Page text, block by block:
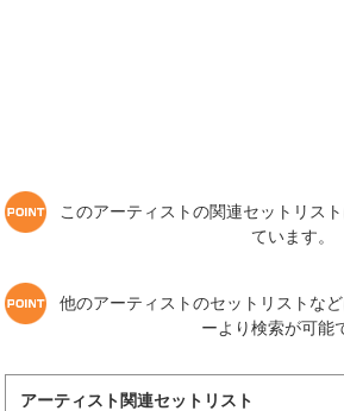
このアーティストの関連セットリス
ています。
他のアーティストのセットリストな
ーより検索が可能
アーティスト関連セットリスト